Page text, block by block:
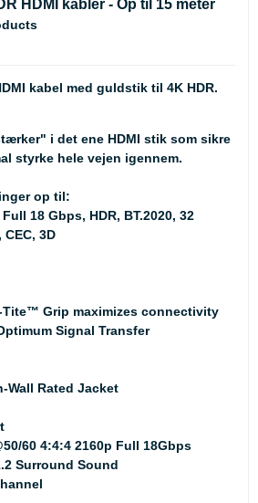
HDMI kabler - Op til 15 meter
kabel med guldstik til 4K HDR.
i det ene HDMI stik som sikre
styrke hele vejen igennem.
op til:
18 Gbps, HDR, BT.2020, 32
3D
Tite™ Grip maximizes connectivity
Signal Transfer
Wall Rated Jacket
60 4:4:4 2160p Full 18Gbps
Surround Sound